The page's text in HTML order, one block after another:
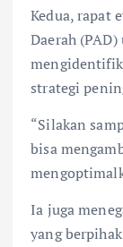
Kedua, rapat
Daerah
strategi
“Silakan
bisa
Ia juga
yang